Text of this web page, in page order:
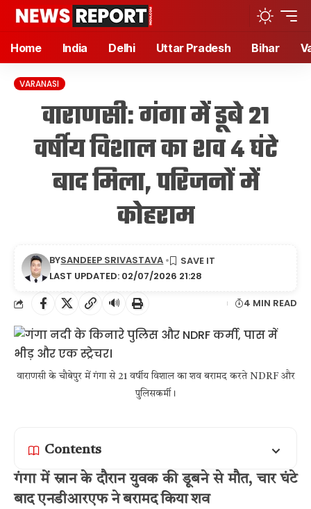
Home India Delhi Uttar Pradesh Bihar
VARANASI
वाराणसी: गंगा में डूबे 21
वर्षीय विशाल का शव 4 घंटे
बाद मिला, परिजनों में
कोहराम
LAST UPDATED: 02/07/2026 21:28
BYSANDEEP SRIVASTAVA
🔊 4 MIN READ
वाराणसी के चौबेपुर में गंगा से 21 वर्षीय विशाल का शव बरामद करते NDRF और
पुलिसकर्मी।
Contents
गंगा में स्नान के दौरान युवक की डूबने से मौत, चार घंटे
बाद एनडीआरएफ ने बरामद किया शव